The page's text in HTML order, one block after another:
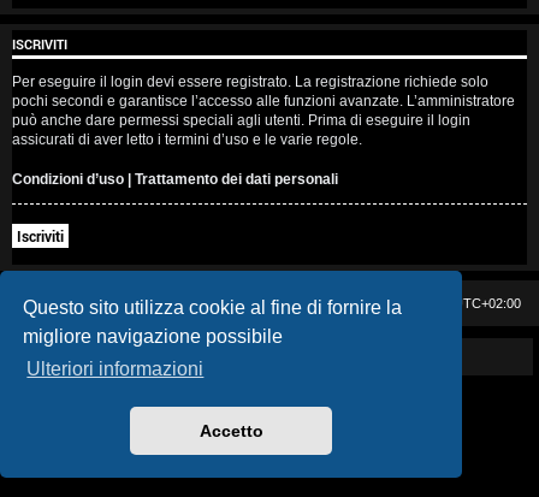
Questo sito utilizza cookie al fine di fornire la
migliore navigazione possibile
Ulteriori informazioni
Accetto
e
n
z
a
r
i
s
p
o
t
ISCRIVITI
Per eseguire il login devi essere registrato. La registrazione richiede solo
pochi secondi e garantisce l’accesso alle funzioni avanzate. L’amministratore
può anche dare permessi speciali agli utenti. Prima di eseguire il login
assicurati di aver letto i termini d’uso e le varie regole.
Condizioni d’uso | Trattamento dei dati personali
Iscriviti
Casa DAG Tutti gli orari sono UTC+02:00
Cancella cookie